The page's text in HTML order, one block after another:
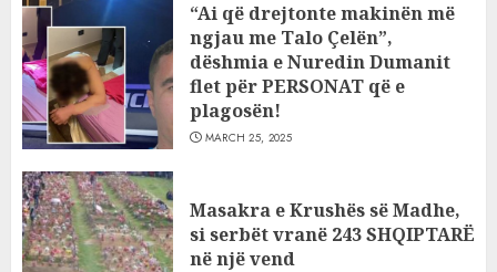
“Ai që drejtonte makinën më
ngjau me Talo Çelën”,
dëshmia e Nuredin Dumanit
flet për PERSONAT që e
plagosën!
MARCH 25, 2025
Masakra e Krushës së Madhe,
si serbët vranë 243 SHQIPTARË
në një vend